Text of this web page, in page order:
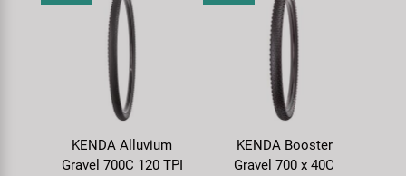
KENDA Alluvium
Gravel 700C 120 TPI
KENDA Booster
Gravel 700 x 40C